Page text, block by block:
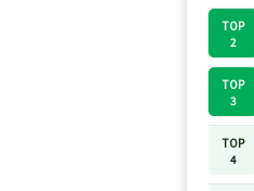
TOP
2
TOP
3
TOP
4